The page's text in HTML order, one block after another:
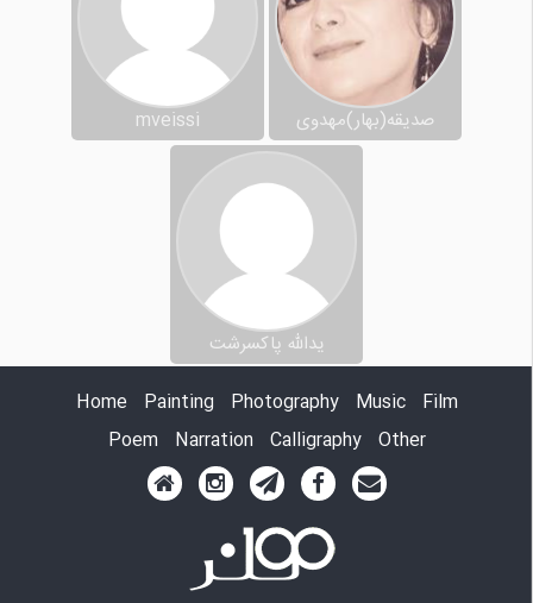
صدیقه(بهار)مهدوی mveissi
یدالله پاکسرشت
Home
Painting Photography Music
Film
Poem
Narration Calligraphy Other